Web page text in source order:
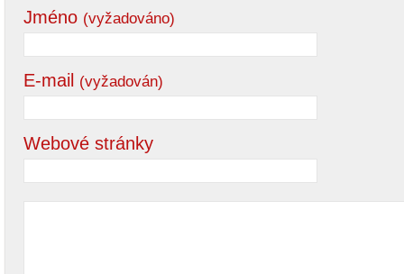
Jméno (vyžadováno)
E-mail (vyžadován)
Webové stránky